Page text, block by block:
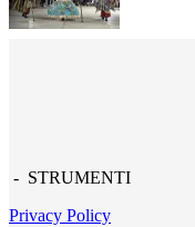
- STRUMENTI
Privacy Policy